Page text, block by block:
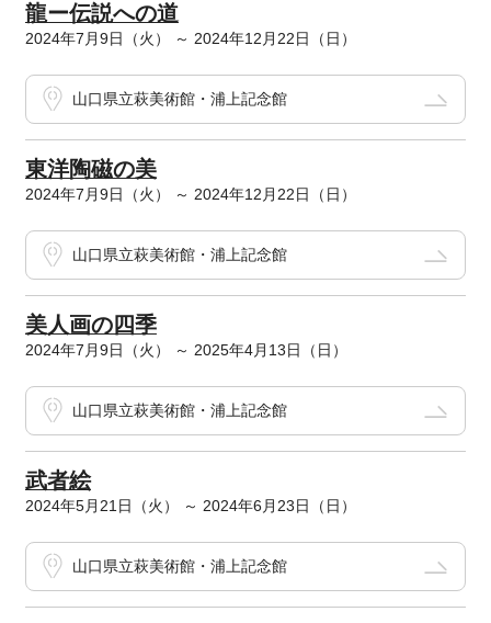
龍ー伝説への道
2024年7月9日（火） ～ 2024年12月22日（日）
山口県立萩美術館・浦上記念館
東洋陶磁の美
2024年7月9日（火） ～ 2024年12月22日（日）
山口県立萩美術館・浦上記念館
美人画の四季
2024年7月9日（火） ～ 2025年4月13日（日）
山口県立萩美術館・浦上記念館
武者絵
2024年5月21日（火） ～ 2024年6月23日（日）
山口県立萩美術館・浦上記念館